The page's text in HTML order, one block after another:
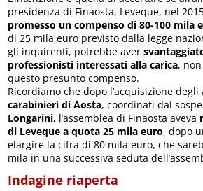
presidenza di Finaosta, Leveque, nel
promesso un compenso di 80-100 mila
di 25 mila euro previsto dalla legge
gli inquirenti, potrebbe aver
professionisti interessati alla carica,
questo presunto compenso.
Ricordiamo che dopo l’acquisizione
carabinieri di Aosta, coordinati dal
Longarini, l’assemblea di Finaosta aveva
di Leveque a quota 25 mila euro, dopo
elargire la cifra di 80 mila euro, che
mila in una successiva seduta
Indagine riaperta